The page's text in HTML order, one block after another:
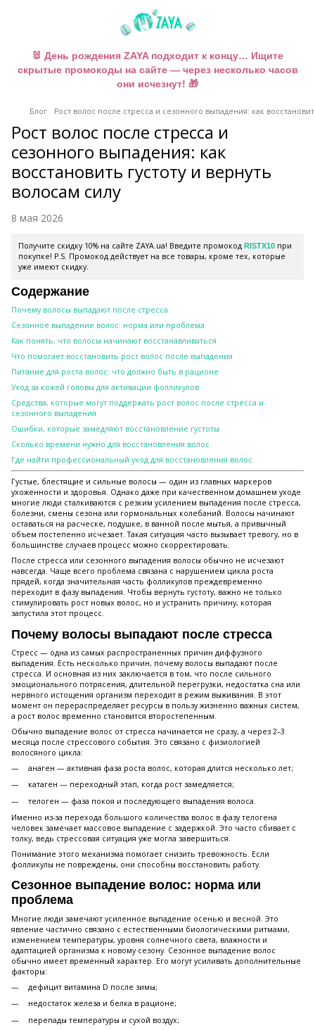
🐰 День рождения ZAYA подходит к концу… Ищите
скрытые промокоды на сайте — через несколько часов
они исчезнут! 🎁
Блог Рост волос после стресса и сезонного выпадения: как
Рост волос после стресса и
сезонного выпадения: как
восстановить густоту и вернуть
волосам силу
8 мая 2026
Получите скидку 10% на сайте ZAYA.ua! Введите промокод RISTX10 при
покупке! P.S. Промокод действует на все товары, кроме тех, которые
уже имеют скидку.
Содержание
Почему волосы выпадают после стресса
Сезонное выпадение волос: норма или проблема
Как понять, что волосы начинают восстанавливаться
Что помогает восстановить рост волос после выпадения
Питание для роста волос: что должно быть в рационе
Уход за кожей головы для активации фолликулов
Средства, которые могут поддержать рост волос после стресса и
сезонного выпадения
Ошибки, которые замедляют восстановление густоты
Сколько времени нужно для восстановления волос
Где найти профессиональный уход для восстановления волос
Густые, блестящие и сильные волосы — один из главных маркеров
ухоженности и здоровья. Однако даже при качественном домашнем уходе
многие люди сталкиваются с резким усилением выпадения после стресса,
болезни, смены сезона или гормональных колебаний. Волосы начинают
оставаться на расческе, подушке, в ванной после мытья, а привычный
объем постепенно исчезает. Такая ситуация часто вызывает тревогу, но в
большинстве случаев процесс можно скорректировать.
После стресса или сезонного выпадения волосы обычно не исчезают
навсегда. Чаще всего проблема связана с нарушением цикла роста
прядей, когда значительная часть фолликулов преждевременно
переходит в фазу выпадения. Чтобы вернуть густоту, важно не только
стимулировать рост новых волос, но и устранить причину, которая
запустила этот процесс.
Почему волосы выпадают после стресса
Стресс — одна из самых распространенных причин диффузного
выпадения. Есть несколько причин, почему волосы выпадают после
стресса. И основная из них заключается в том, что после сильного
эмоционального потрясения, длительной перегрузки, недостатка сна или
нервного истощения организм переходит в режим выживания. В этот
момент он перераспределяет ресурсы в пользу жизненно важных систем,
а рост волос временно становится второстепенным.
Обычно выпадение волос от стресса начинается не сразу, а через 2–3
месяца после стрессового события. Это связано с физиологией
волосяного цикла:
анаген — активная фаза роста волос, которая длится несколько лет;
катаген — переходный этап, когда рост замедляется;
телоген — фаза покоя и последующего выпадения волоса.
Именно из-за перехода большого количества волос в фазу телогена
человек замечает массовое выпадение с задержкой. Это часто сбивает с
толку, ведь стрессовая ситуация уже могла завершиться.
Понимание этого механизма помогает снизить тревожность. Если
фолликулы не повреждены, они способны восстановить работу.
Сезонное выпадение волос: норма или
проблема
Многие люди замечают усиленное выпадение осенью и весной. Это
явление частично связано с естественными биологическими ритмами,
изменением температуры, уровня солнечного света, влажности и
адаптацией организма к новому сезону. Сезонное выпадение волос
обычно имеет временный характер. Его могут усиливать дополнительные
факторы:
дефицит витамина D после зимы;
недостаток железа и белка в рационе;
перепады температуры и сухой воздух;